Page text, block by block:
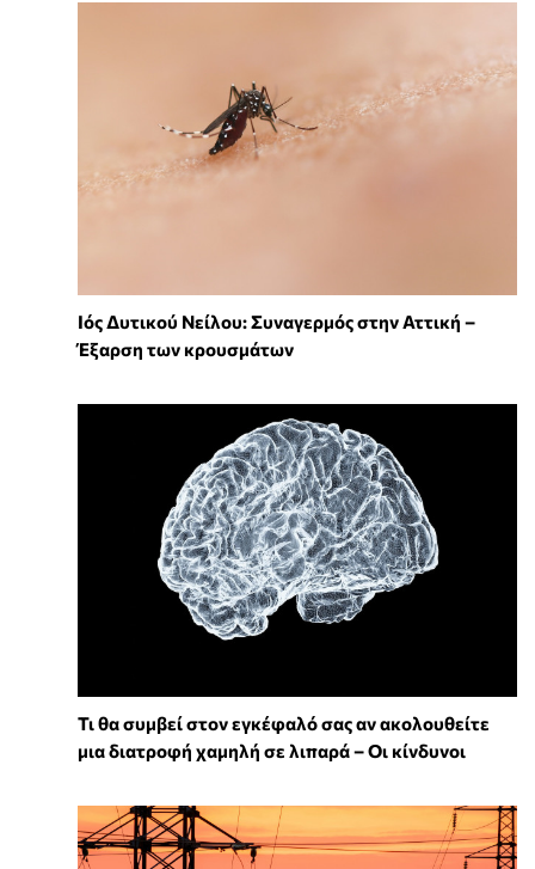
Ιός Δυτικού Νείλου: Συναγερμός στην Αττική –
Έξαρση των κρουσμάτων
Τι θα συμβεί στον εγκέφαλό σας αν ακολουθείτε
μια διατροφή χαμηλή σε λιπαρά – Οι κίνδυνοι